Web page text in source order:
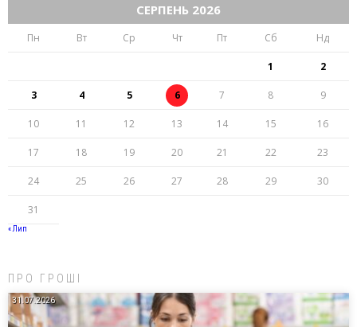
СЕРПЕНЬ 2026
Пн Вт Ср Чт Пт Сб Нд
1 2
3 4 5 6 7 8 9
10 11 12 13 14 15 16
17 18 19 20 21 22 23
24 25 26 27 28 29 30
31
« Лип
ПРО ГРОШІ
31.07.2026